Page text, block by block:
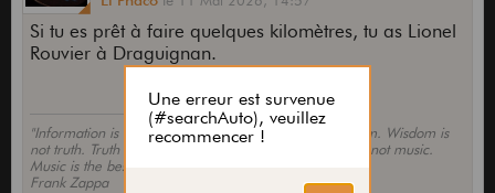
Si tu es prêt à faire quelques kilomètres, tu as Lionel
Rouvier à Draguignan.
"Information is not knowledge. Knowledge is not wisdom. Wisdom is
not truth. Truth is not beauty. Beauty is not love. Love is not music.
Music is the best..."
Frank Zappa